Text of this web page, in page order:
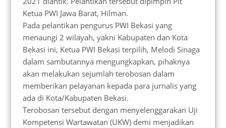
Ketua PWI Jawa Barat, Hilman.
Pada pelantikan pengurus PWI Bekasi yang
menaungi 2 wilayah, yakni Kabupaten dan Kota
Bekasi ini, Ketua PWI Bekasi terpilih, Melodi Sinaga
dalam sambutannya mengungkapkan, pihaknya
akan melakukan sejumlah terobosan dalam
memberikan pelayanan kepada para jurnalis yang
ada di Kota/Kabupaten Bekasi.
Terobosan tersebut dengan menyelenggarakan Uji
Kompetensi Wartawatan (UKW) demi menjadikan